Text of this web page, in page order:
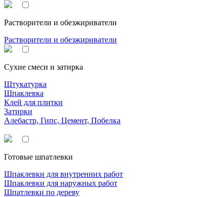
Растворители и обезжириватели
Растворители и обезжириватели
Сухие смеси и затирка
Штукатурка
Шпаклевка
Клей для плитки
Затирки
Алебастр, Гипс, Цемент, Побелка
Готовые шпатлевки
Шпаклевки для внутренних работ
Шпаклевки для наружных работ
Шпатлевки по дереву